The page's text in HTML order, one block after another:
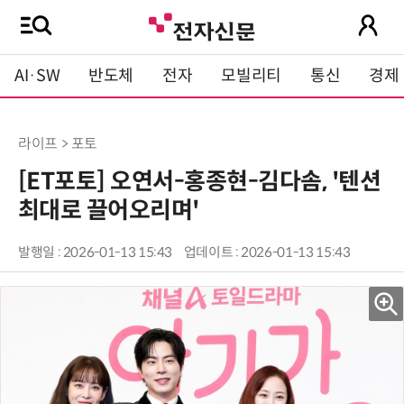
AI·SW 반도체 전자 모빌리티 통신 경제
라이프 > 포토
[ET포토] 오연서-홍종현-김다솜, '텐션
최대로 끌어오리며'
발행일 : 2026-01-13 15:43 업데이트 : 2026-01-13 15:43